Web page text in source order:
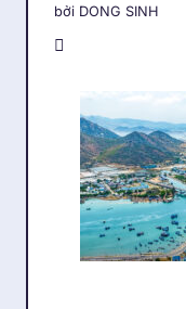
bởi DONG SINH